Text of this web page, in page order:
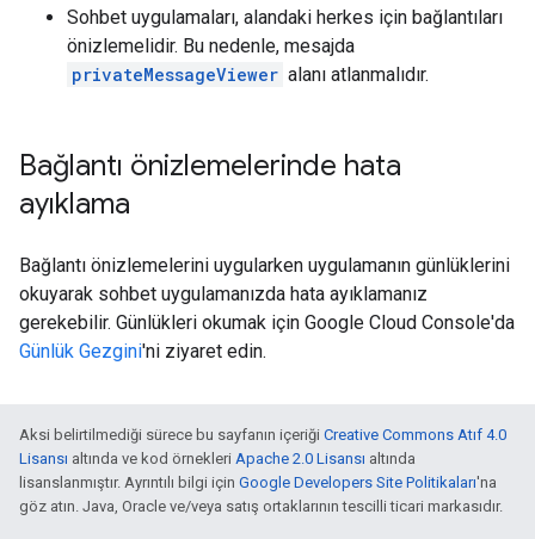
Sohbet uygulamaları, alandaki herkes için bağlantıları
önizlemelidir. Bu nedenle, mesajda
privateMessageViewer alanı atlanmalıdır.
Bağlantı önizlemelerinde hata
ayıklama
Bağlantı önizlemelerini uygularken uygulamanın günlüklerini
okuyarak sohbet uygulamanızda hata ayıklamanız
gerekebilir. Günlükleri okumak için Google Cloud Console'da
Günlük Gezgini'ni ziyaret edin.
Aksi belirtilmediği sürece bu sayfanın içeriği Creative Commons Atıf 4.0
Lisansı altında ve kod örnekleri Apache 2.0 Lisansı altında
lisanslanmıştır. Ayrıntılı bilgi için Google Developers Site Politikaları'na
göz atın. Java, Oracle ve/veya satış ortaklarının tescilli ticari markasıdır.